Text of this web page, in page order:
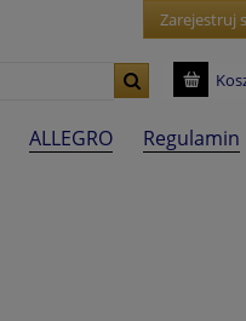
Zarejestruj
ALLEGRO Regulamin